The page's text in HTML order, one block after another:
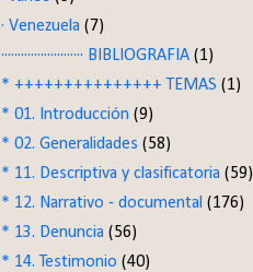
· Venezuela (7)
························· BIBLIOGRAFIA (1)
* +++++++++++++++ TEMAS (1)
* 01. Introducción (9)
* 02. Generalidades (58)
* 11. Descriptiva y clasificatoria (59)
* 12. Narrativo - documental (176)
* 13. Denuncia (56)
* 14. Testimonio (40)